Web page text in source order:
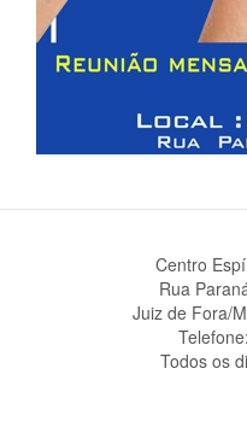
Centro
Rua
Juiz de Fora/
Todos os